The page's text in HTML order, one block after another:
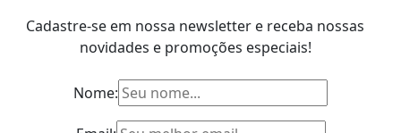
Cadastre-se em nossa newsletter e receba nossas
novidades e promoções especiais!
Nome: